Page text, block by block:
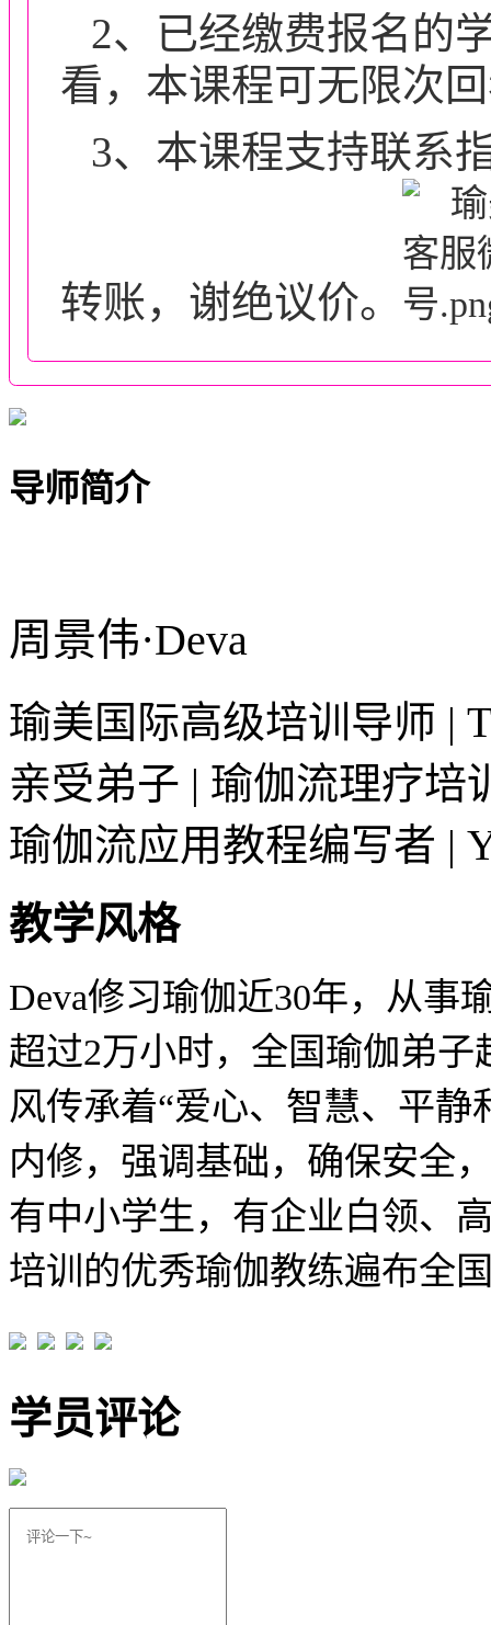
2、已经缴费报名的
看，本课程可无限次
3、本课程支持联系
转账，谢绝议价。
导师简介
周景伟·Deva
瑜美国际高级培训导师 |
亲受弟子 | 瑜伽流理疗培
瑜伽流应用教程编写者 |
教学风格
Deva修习瑜伽近30年，从事
超过2万小时，全国瑜伽弟
风传承着“爱心、智慧、平
内修，强调基础，确保安全
有中小学生，有企业白领、
培训的优秀瑜伽教练遍布全
学员评论